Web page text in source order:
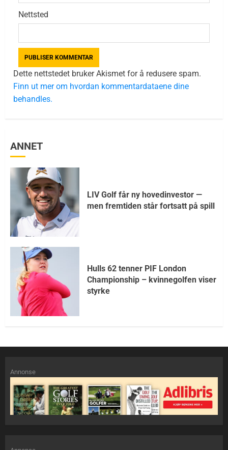
Nettsted
Dette nettstedet bruker Akismet for å redusere spam.
Finn ut mer om hvordan kommentardataene dine
behandles.
ANNET
LIV Golf får ny hovedinvestor —
men fremtiden står fortsatt på spill
Hulls 62 tenner PIF London
Championship – kvinnegolfen viser
styrke
Annonse